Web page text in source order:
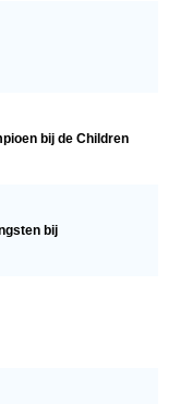
bij de Children
bij